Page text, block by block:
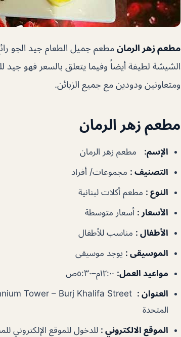
مطعم زهر الرمان مطعم جميل الطعام جيد الجو
الشيشة لطيفة أيضاً وفيما يتعلق بالسعر فهو جيد
ومتعاونين ودودين مع جميع الزبائن.
مطعم زهر الرمان
الإسم:
مطعم زهر الرمان
التصنيف : مجموعات/ أفراد
النوع : مطعم أكلات لبنانية
الأسعار : أسعار متوسطة
الأطفال : مناسب للأطفال
الموسيقى : يوجد موسيقى
مواعيد العمل:
العنوان :
المتحدة
الموقع الالكتروني : للدخول للموقع الإلكتروني